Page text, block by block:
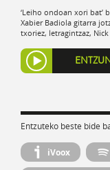
‘Leiho ondoan xori bat’
Xabier Badiola gitarra
txoriez, letragintzaz, Nick
Entzuteko beste bide
iVoox